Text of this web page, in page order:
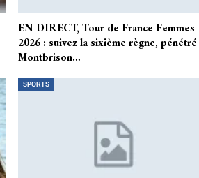
EN DIRECT, Tour de France Femmes
2026 : suivez la sixième règne, pénétré
Montbrison…
SPORTS